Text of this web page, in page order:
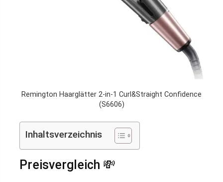
Remington Haarglätter 2-in-1 Curl&Straight Confidence
(S6606)
Inhaltsverzeichnis
Preisvergleich 💸